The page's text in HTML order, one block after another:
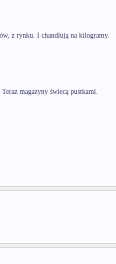
z rynku. I chandlują na kilogramy.
magazyny świecą pustkami.